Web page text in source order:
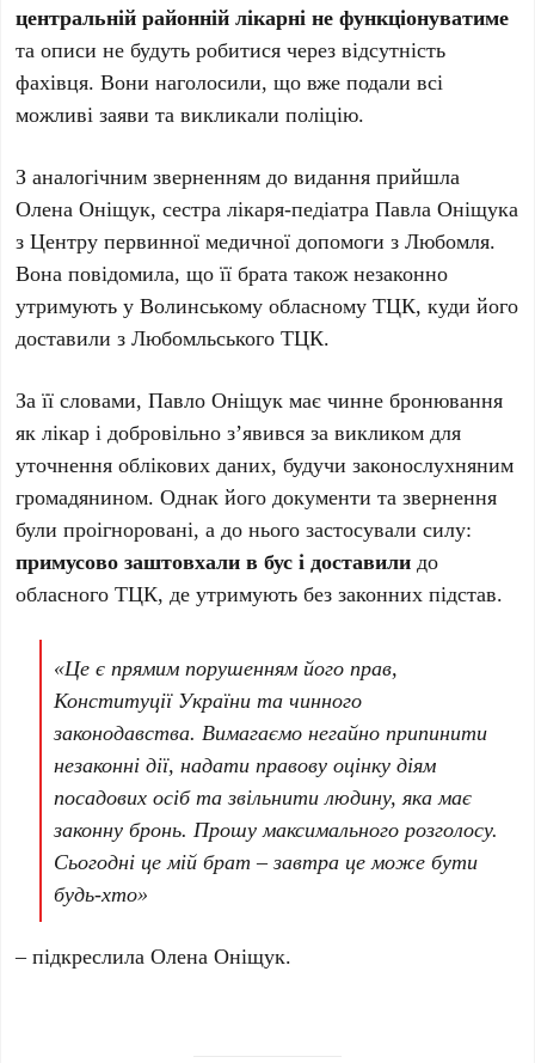
центральній районній лікарні не функціонуватиме
та описи не будуть робитися через відсутність
фахівця. Вони наголосили, що вже подали всі
можливі заяви та викликали поліцію.
З аналогічним зверненням до видання прийшла
Олена Оніщук, сестра лікаря-педіатра Павла Оніщука
з Центру первинної медичної допомоги з Любомля.
Вона повідомила, що її брата також незаконно
утримують у Волинському обласному ТЦК, куди його
доставили з Любомльського ТЦК.
За її словами, Павло Оніщук має чинне бронювання
як лікар і добровільно з’явився за викликом для
уточнення облікових даних, будучи законослухняним
громадянином. Однак його документи та звернення
були проігноровані, а до нього застосували силу:
примусово заштовхали в бус і доставили до
обласного ТЦК, де утримують без законних підстав.
«Це є прямим порушенням його прав,
Конституції України та чинного
законодавства. Вимагаємо негайно припинити
незаконні дії, надати правову оцінку діям
посадових осіб та звільнити людину, яка має
законну бронь. Прошу максимального розголосу.
Сьогодні це мій брат – завтра це може бути
будь-хто»
– підкреслила Олена Оніщук.